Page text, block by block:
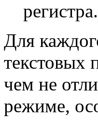
регистра.
Для
текстовых
чем не
режиме,